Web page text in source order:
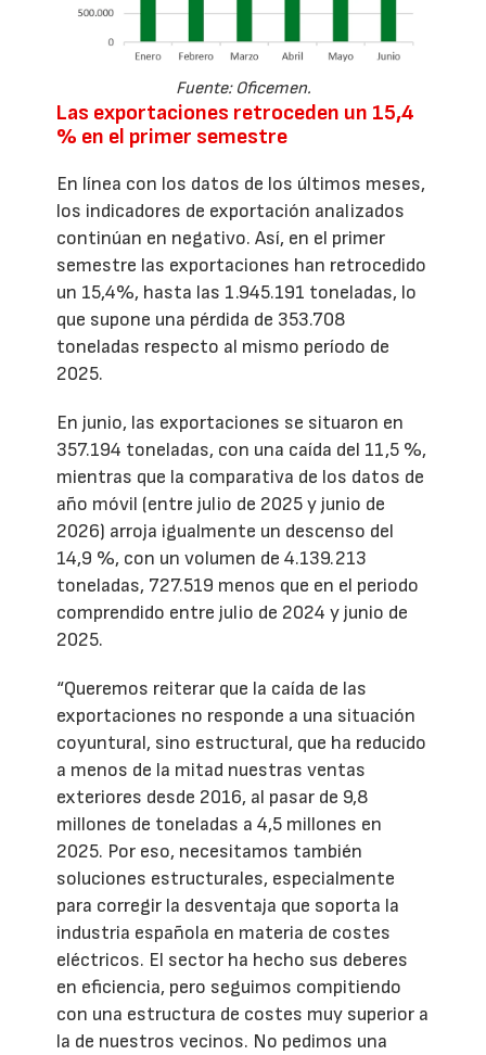
Fuente: Oficemen.
Las exportaciones retroceden un 15,4
% en el primer semestre
En línea con los datos de los últimos meses,
los indicadores de exportación analizados
continúan en negativo. Así, en el primer
semestre las exportaciones han retrocedido
un 15,4%, hasta las 1.945.191 toneladas, lo
que supone una pérdida de 353.708
toneladas respecto al mismo período de
2025.
En junio, las exportaciones se situaron en
357.194 toneladas, con una caída del 11,5 %,
mientras que la comparativa de los datos de
año móvil (entre julio de 2025 y junio de
2026) arroja igualmente un descenso del
14,9 %, con un volumen de 4.139.213
toneladas, 727.519 menos que en el periodo
comprendido entre julio de 2024 y junio de
2025.
“Queremos reiterar que la caída de las
exportaciones no responde a una situación
coyuntural, sino estructural, que ha reducido
a menos de la mitad nuestras ventas
exteriores desde 2016, al pasar de 9,8
millones de toneladas a 4,5 millones en
2025. Por eso, necesitamos también
soluciones estructurales, especialmente
para corregir la desventaja que soporta la
industria española en materia de costes
eléctricos. El sector ha hecho sus deberes
en eficiencia, pero seguimos compitiendo
con una estructura de costes muy superior a
la de nuestros vecinos. No pedimos una